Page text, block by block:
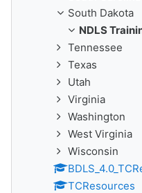
South Dakota
NDLS
Tennessee
Texas
Utah
Virginia
Washington
West Virginia
Wisconsin
TCResources